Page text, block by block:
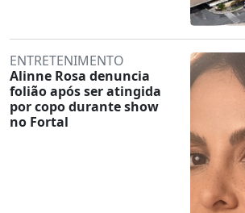
ENTRETENIMENTO
Alinne Rosa denuncia
folião após ser atingida
por copo durante show
no Fortal